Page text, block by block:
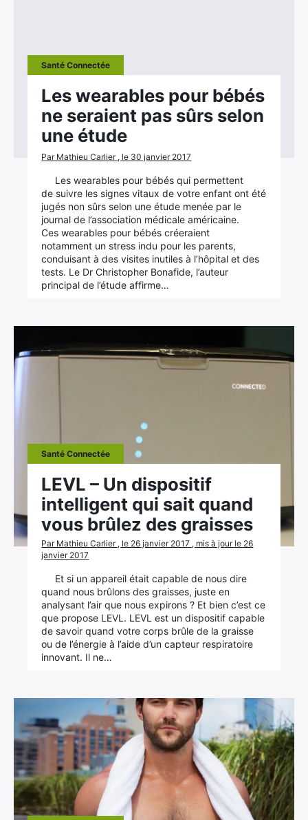
Santé Connectée
Les wearables pour bébés
ne seraient pas sûrs selon
une étude
Par Mathieu Carlier , le 30 janvier 2017
Les wearables pour bébés qui permettent
de suivre les signes vitaux de votre enfant ont été
jugés non sûrs selon une étude menée par le
journal de l’association médicale américaine.
Ces wearables pour bébés créeraient
notamment un stress indu pour les parents,
conduisant à des visites inutiles à l’hôpital et des
tests. Le Dr Christopher Bonafide, l’auteur
principal de l’étude affirme…
Santé Connectée
LEVL – Un dispositif
intelligent qui sait quand
vous brûlez des graisses
Par Mathieu Carlier , le 26 janvier 2017 , mis à jour le 26
janvier 2017
Et si un appareil était capable de nous dire
quand nous brûlons des graisses, juste en
analysant l’air que nous expirons ? Et bien c’est ce
que propose LEVL. LEVL est un dispositif capable
de savoir quand votre corps brûle de la graisse
ou de l’énergie à l’aide d’un capteur respiratoire
innovant. Il ne…